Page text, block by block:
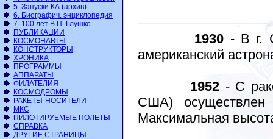
5. Запуски КА (архив)
6. Биографич. энциклопедия
7. 100 лет В.П. Глушко
ПУБЛИКАЦИИ
КОСМОНАВТЫ
КОНСТРУКТОРЫ
ХРОНИКА
ПРОГРАММЫ
АППАРАТЫ
ФИЛАТЕЛИЯ
КОСМОДРОМЫ
РАКЕТЫ-НОСИТЕЛИ
МКС
ПИЛОТИРУЕМЫЕ ПОЛЕТЫ
СПРАВКА
ДРУГИЕ СТРАНИЦЫ
1930 - В г.
американский
1952 - С
США) осуществлен
Максимальная